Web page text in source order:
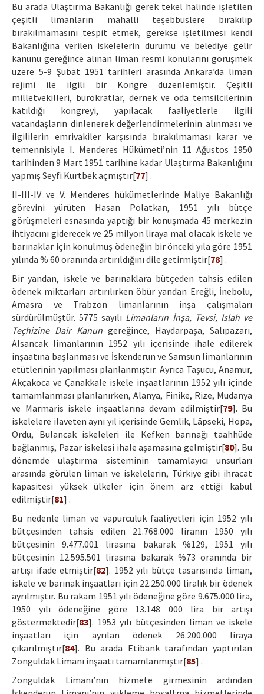
Bu arada Ulaştırma Bakanlığı gerek tekel halinde işletilen
çeşitli limanların mahalli teşebbüslere bırakılıp
bırakılmamasını tespit etmek, gerekse işletilmesi kendi
Bakanlığına verilen iskelelerin durumu ve belediye gelir
kanunu gereğince alınan liman resmi konularını görüşmek
üzere 5-9 Şubat 1951 tarihleri arasında Ankara’da liman
rejimi ile ilgili bir Kongre düzenlemiştir. Çeşitli
milletvekilleri, bürokratlar, dernek ve oda temsilcilerinin
katıldığı kongreyi, yapılacak faaliyetlerle ilgili
vatandaşların dinlenerek değerlendirmelerinin alınması ve
ilgililerin emrivakiler karşısında bırakılmaması karar ve
temennisiyle I. Menderes Hükümeti’nin 11 Ağustos 1950
tarihinden 9 Mart 1951 tarihine kadar Ulaştırma Bakanlığını
yapmış Seyfi Kurtbek açmıştır[77] .
II-III-IV ve V. Menderes hükümetlerinde Maliye Bakanlığı
görevini yürüten Hasan Polatkan, 1951 yılı bütçe
görüşmeleri esnasında yaptığı bir konuşmada 45 merkezin
ihtiyacını giderecek ve 25 milyon liraya mal olacak iskele ve
barınaklar için konulmuş ödeneğin bir önceki yıla göre 1951
yılında % 60 oranında artırıldığını dile getirmiştir[78] .
Bir yandan, iskele ve barınaklara bütçeden tahsis edilen
ödenek miktarları artırılırken öbür yandan Ereğli, İnebolu,
Amasra ve Trabzon limanlarının inşa çalışmaları
sürdürülmüştür. 5775 sayılı Limanların İnşa, Tevsi, Islah ve
Teçhizine Dair Kanun gereğince, Haydarpaşa, Salıpazarı,
Alsancak limanlarının 1952 yılı içerisinde ihale edilerek
inşaatına başlanması ve İskenderun ve Samsun limanlarının
etütlerinin yapılması planlanmıştır. Ayrıca Taşucu, Anamur,
Akçakoca ve Çanakkale iskele inşaatlarının 1952 yılı içinde
tamamlanması planlanırken, Alanya, Finike, Rize, Mudanya
ve Marmaris iskele inşaatlarına devam edilmiştir[79]. Bu
iskelelere ilaveten aynı yıl içerisinde Gemlik, Lâpseki, Hopa,
Ordu, Bulancak iskeleleri ile Kefken barınağı taahhüde
bağlanmış, Pazar iskelesi ihale aşamasına gelmiştir[80]. Bu
dönemde ulaştırma sisteminin tamamlayıcı unsurları
arasında görülen liman ve iskelelerin, Türkiye gibi ihracat
kapasitesi yüksek ülkeler için önem arz ettiği kabul
edilmiştir[81] .
Bu nedenle liman ve vapurculuk faaliyetleri için 1952 yılı
bütçesinden tahsis edilen 21.768.000 liranın 1950 yılı
bütçesinin 9.477.001 lirasına bakarak %129, 1951 yılı
bütçesinin 12.595.501 lirasına bakarak %73 oranında bir
artışı ifade etmiştir[82]. 1952 yılı bütçe tasarısında liman,
iskele ve barınak inşaatları için 22.250.000 liralık bir ödenek
ayrılmıştır. Bu rakam 1951 yılı ödeneğine göre 9.675.000 lira,
1950 yılı ödeneğine göre 13.148 000 lira bir artışı
göstermektedir[83]. 1953 yılı bütçesinden liman ve iskele
inşaatları için ayrılan ödenek 26.200.000 liraya
çıkarılmıştır[84]. Bu arada Etibank tarafından yaptırılan
Zonguldak Limanı inşaatı tamamlanmıştır[85] .
Zonguldak Limanı’nın hizmete girmesinin ardından